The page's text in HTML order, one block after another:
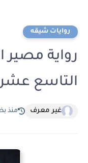
روايات شيقه
رواية مصير
التاسع عشر 19 بقلم
غير معرف منذ